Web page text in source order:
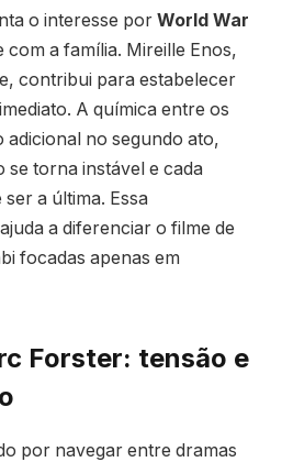
o interesse por World War
com a família. Mireille Enos,
contribui para estabelecer
A química entre os
adicional no segundo ato,
torna instável e cada
a última. Essa
a diferenciar o filme de
focadas apenas em
Forster: tensão e
por navegar entre dramas